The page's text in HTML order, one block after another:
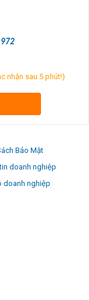
nhận sau 5 phút!)
Bảo Mật
doanh nghiệp
doanh nghiệp